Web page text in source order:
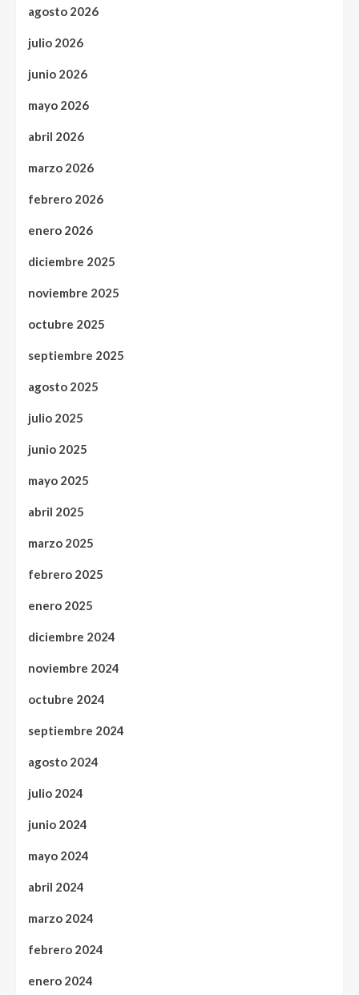
agosto 2026
julio 2026
junio 2026
mayo 2026
abril 2026
marzo 2026
febrero 2026
enero 2026
diciembre 2025
noviembre 2025
octubre 2025
septiembre 2025
agosto 2025
julio 2025
junio 2025
mayo 2025
abril 2025
marzo 2025
febrero 2025
enero 2025
diciembre 2024
noviembre 2024
octubre 2024
septiembre 2024
agosto 2024
julio 2024
junio 2024
mayo 2024
abril 2024
marzo 2024
febrero 2024
enero 2024